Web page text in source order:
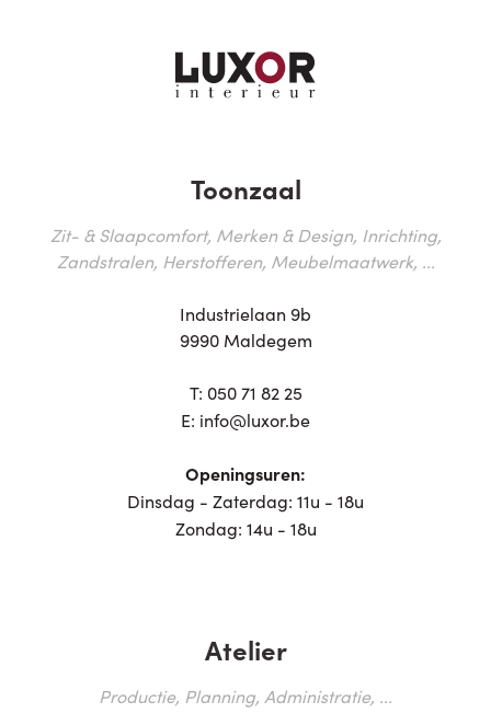
Toonzaal
Zit- & Slaapcomfort, Merken & Design, Inrichting,
Zandstralen, Herstofferen, Meubelmaatwerk, ...
Industrielaan 9b
9990 Maldegem
T: 050 71 82 25
E: info@luxor.be
Openingsuren:
Dinsdag - Zaterdag: 11u - 18u
Zondag: 14u - 18u
Atelier
Productie, Planning, Administratie, ...